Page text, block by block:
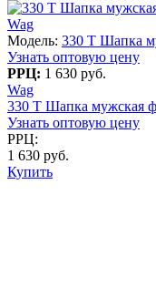
Wag
Модель: 330 T Шапка
Узнать оптовую цену
РРЦ: 1 630 руб.
Wag
330 T Шапка мужская
Узнать оптовую цену
РРЦ:
1 630 руб.
Купить